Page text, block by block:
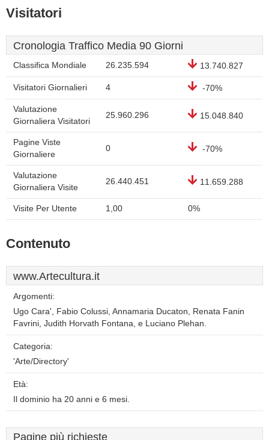
Visitatori
Cronologia Traffico Media 90 Giorni
Classifica Mondiale 26.235.594 13.740.827
Visitatori Giornalieri 4 -70%
Valutazione
Giornaliera Visitatori
25.960.296 15.048.840
Pagine Viste
Giornaliere
0 -70%
Valutazione
Giornaliera Visite
26.440.451 11.659.288
Visite Per Utente 1,00 0%
Contenuto
www.Artecultura.it
Argomenti:
Ugo Cara', Fabio Colussi, Annamaria Ducaton, Renata Fanin
Favrini, Judith Horvath Fontana, e Luciano Plehan.
Categoria:
'Arte/Directory'
Età:
Il dominio ha 20 anni e 6 mesi.
Pagine più richieste